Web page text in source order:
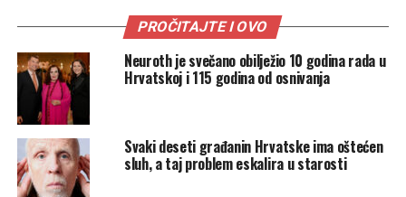
PROČITAJTE I OVO
Neuroth je svečano obilježio 10 godina rada u
Hrvatskoj i 115 godina od osnivanja
Svaki deseti građanin Hrvatske ima oštećen
sluh, a taj problem eskalira u starosti